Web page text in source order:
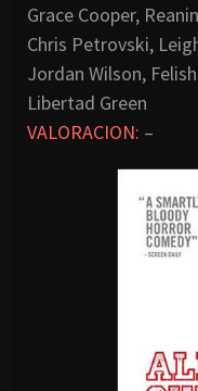
Grace Cooper,
Chris Petrovski,
Jordan Wilson,
Libertad Green
VALORACION: –